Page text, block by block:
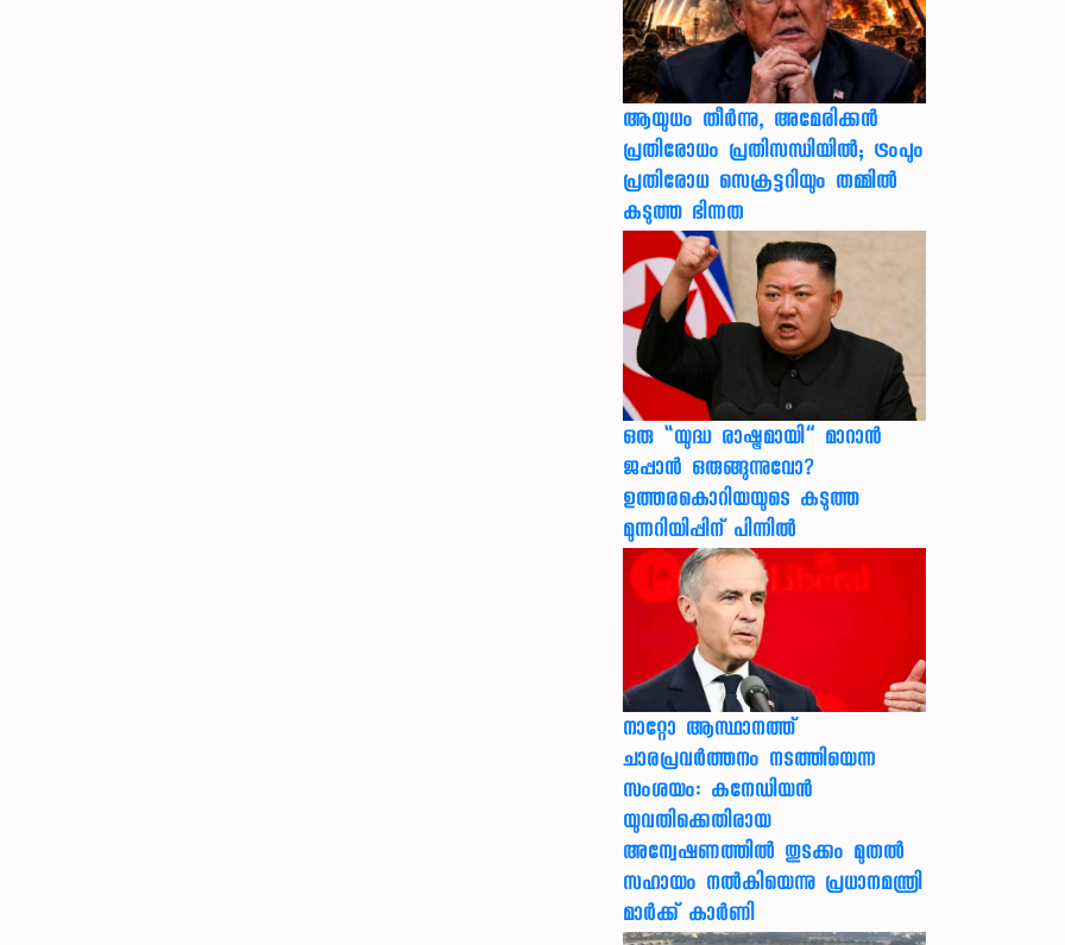
ആയുധം തീർന്നു, അമേരിക്കൻ
പ്രതിരോധം പ്രതിസന്ധിയിൽ; ട്രംപും
പ്രതിരോധ സെക്രട്ടറിയും തമ്മിൽ
കടുത്ത ഭിന്നത
ഒരു “യുദ്ധ രാഷ്ട്രമായി” മാറാൻ
ജപ്പാൻ ഒരുങ്ങുന്നുവോ?
ഉത്തരകൊറിയയുടെ കടുത്ത
മുന്നറിയിപ്പിന് പിന്നിൽ
നാറ്റോ ആസ്ഥാനത്ത്
ചാരപ്രവര്‍ത്തനം നടത്തിയെന്ന
സംശയം: കനേഡിയന്‍
യുവതിക്കെതിരായ
അന്വേഷണത്തില്‍ തുടക്കം മുതല്‍
സഹായം നല്‍കിയെന്നു പ്രധാനമന്ത്രി
മാര്‍ക്ക് കാര്‍ണി